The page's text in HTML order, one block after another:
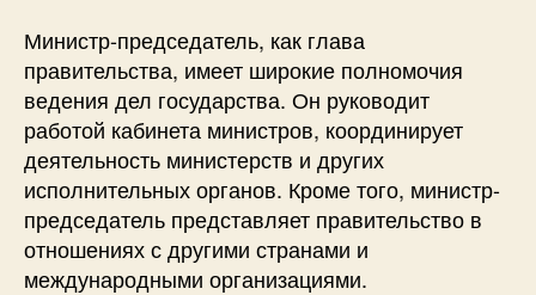
Министр-председатель, как глава
правительства, имеет широкие полномочия
ведения дел государства. Он руководит
работой кабинета министров, координирует
деятельность министерств и других
исполнительных органов. Кроме того, министр-
председатель представляет правительство в
отношениях с другими странами и
международными организациями.